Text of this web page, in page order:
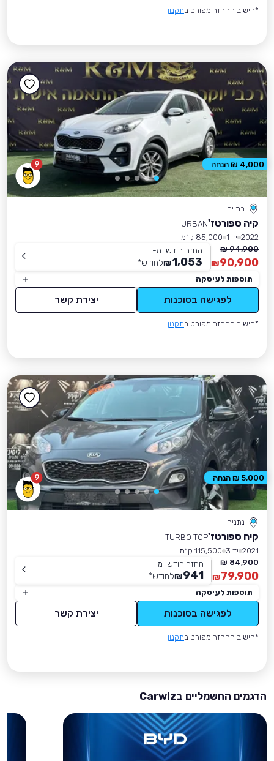
*חישוב ההחזר מפורט בתקנון
9
בת ים
קיה ספורטז'URBAN
2022 יד 1
85,000 ק״מ
94,900 ₪
90,900
₪
החזר חודשי מ-
1,053
₪לחודש*
תוספות לעיסקה
לפגישה בסוכנות יצירת קשר
*חישוב ההחזר מפורט בתקנון
4,000 ₪ הנחה
9
נתניה
קיה ספורטז'TURBO TOP
2021 יד 3
115,500 ק״מ
84,900 ₪
79,900
₪
החזר חודשי מ-
941
₪לחודש*
תוספות לעיסקה
לפגישה בסוכנות יצירת קשר
*חישוב ההחזר מפורט בתקנון
5,000 ₪ הנחה
הדגמים החשמליים בCarwiz